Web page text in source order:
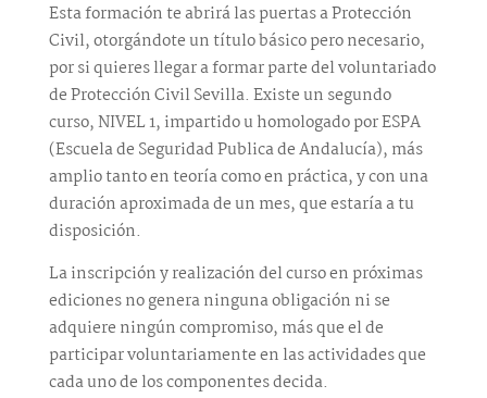
Esta formación te abrirá las puertas a Protección
Civil, otorgándote un título básico pero necesario,
por si quieres llegar a formar parte del voluntariado
de Protección Civil Sevilla. Existe un segundo
curso, NIVEL 1, impartido u homologado por ESPA
(Escuela de Seguridad Publica de Andalucía), más
amplio tanto en teoría como en práctica, y con una
duración aproximada de un mes, que estaría a tu
disposición.
La inscripción y realización del curso en próximas
ediciones no genera ninguna obligación ni se
adquiere ningún compromiso, más que el de
participar voluntariamente en las actividades que
cada uno de los componentes decida.